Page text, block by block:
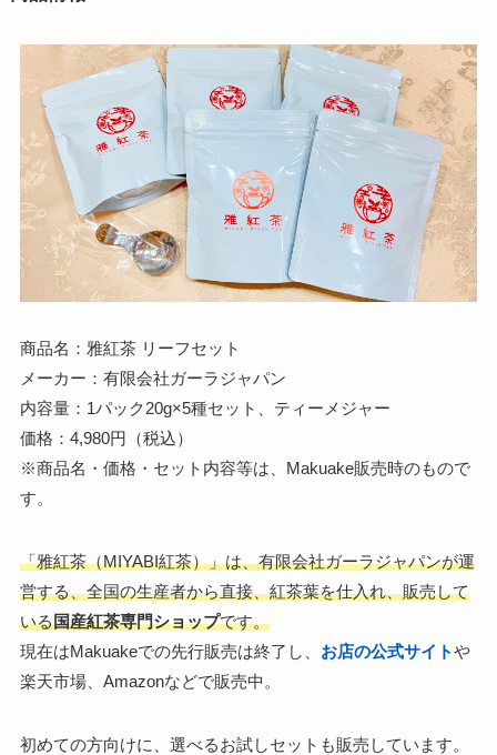
商品名：雅紅茶 リーフセット
メーカー：有限会社ガーラジャパン
内容量：1パック20g×5種セット、ティーメジャー
価格：4,980円（税込）
※商品名・価格・セット内容等は、Makuake販売時のもので
す。
「雅紅茶（MIYABI紅茶）」は、有限会社ガーラジャパンが運
営する、全国の生産者から直接、紅茶葉を仕入れ、販売して
いる国産紅茶専門ショップです。
現在はMakuakeでの先行販売は終了し、 お店の公式サイトや
楽天市場、Amazonなどで販売中。
初めての方向けに、選べるお試しセットも販売しています。